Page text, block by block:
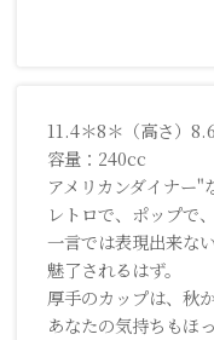
11.4＊8＊（高さ）
容量：240cc
アメリカンダイナー"
レトロで、ポップで
一言では表現出来な
魅了されるはず。
厚手のカップは、秋
あなたの気持ちもほ